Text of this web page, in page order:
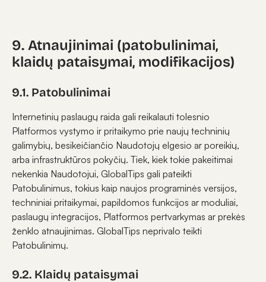
9. Atnaujinimai (patobulinimai,
klaidų pataisymai, modifikacijos)
9.1. Patobulinimai
Internetinių paslaugų raida gali reikalauti tolesnio
Platformos vystymo ir pritaikymo prie naujų techninių
galimybių, besikeičiančio Naudotojų elgesio ar poreikių,
arba infrastruktūros pokyčių. Tiek, kiek tokie pakeitimai
nekenkia Naudotojui, GlobalTips gali pateikti
Patobulinimus, tokius kaip naujos programinės versijos,
techniniai pritaikymai, papildomos funkcijos ar moduliai,
paslaugų integracijos, Platformos pertvarkymas ar prekės
ženklo atnaujinimas. GlobalTips neprivalo teikti
Patobulinimų.
9.2. Klaidų pataisymai